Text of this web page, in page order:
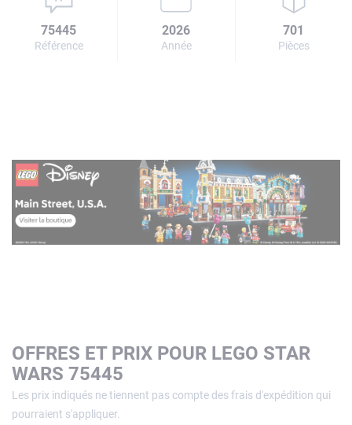
75445
Référence
2026
Année
701
Pièces
OFFRES ET PRIX POUR LEGO STAR
WARS 75445
Les prix indiqués ne tiennent pas compte des frais d'expédition qui
pourraient s'appliquer.